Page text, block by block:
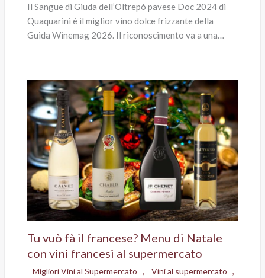
Il Sangue di Giuda dell’Oltrepò pavese Doc 2024 di
Quaquarini è il miglior vino dolce frizzante della
Guida Winemag 2026. Il riconoscimento va a una…
Tu vuò fà il francese? Menu di Natale
con vini francesi al supermercato
Migliori Vini al Supermercato , Vini al supermercato ,